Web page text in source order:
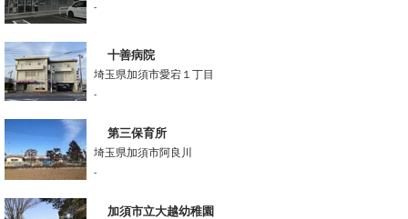
-
十善病院
埼玉県加須市愛宕１丁目
-
第三保育所
埼玉県加須市阿良川
-
加須市立大越幼稚園